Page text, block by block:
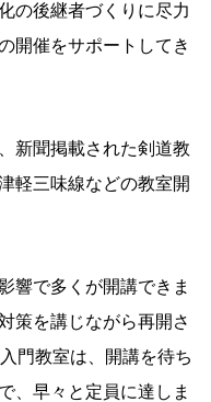
の後継者づくりに尽力
開催をサポートしてき
新聞掲載された剣道教
軽三味線などの教室開
響で多くが開講できま
策を講じながら再開さ
門教室は、開講を待ち
、早々と定員に達しま